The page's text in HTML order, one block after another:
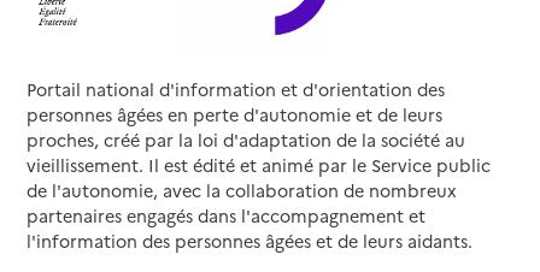
Portail national d'information et d'orientation des
personnes âgées en perte d'autonomie et de leurs
proches, créé par la loi d'adaptation de la société au
vieillissement. Il est édité et animé par le Service public
de l'autonomie, avec la collaboration de nombreux
partenaires engagés dans l'accompagnement et
l'information des personnes âgées et de leurs aidants.